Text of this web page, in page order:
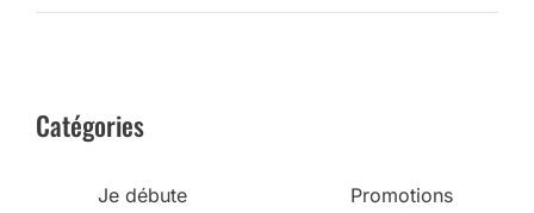
Catégories
Je débute
Promotions